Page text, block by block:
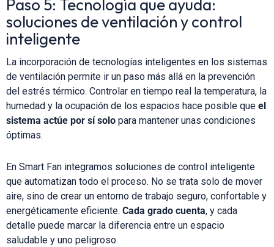
Paso 5: Tecnología que ayuda:
soluciones de ventilación y control
inteligente
La incorporación de tecnologías inteligentes en los sistemas
de ventilación permite ir un paso más allá en la prevención
del estrés térmico. Controlar en tiempo real la temperatura, la
humedad y la ocupación de los espacios hace posible que el
sistema actúe por sí solo para mantener unas condiciones
óptimas.
En Smart Fan integramos soluciones de control inteligente
que automatizan todo el proceso. No se trata solo de mover
aire, sino de crear un entorno de trabajo seguro, confortable y
energéticamente eficiente. Cada grado cuenta, y cada
detalle puede marcar la diferencia entre un espacio
saludable y uno peligroso.